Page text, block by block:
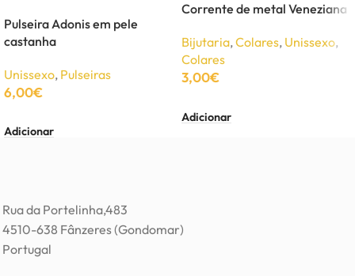
Pulseira Adonis em pele
castanha
Unissexo, Pulseiras
6,00€
Adicionar
Corrente de metal Veneziana
Bijutaria,Colares, Unissexo,
Colares
3,00€
Adicionar
Rua da Portelinha,483
4510-638 Fânzeres (Gondomar)
Portugal